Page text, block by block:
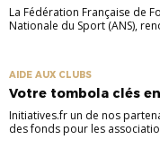
La Fédération Française de
Nationale du Sport (ANS),
AIDE AUX CLUBS
Votre tombola clés
Initiatives.fr un de nos
des fonds pour les